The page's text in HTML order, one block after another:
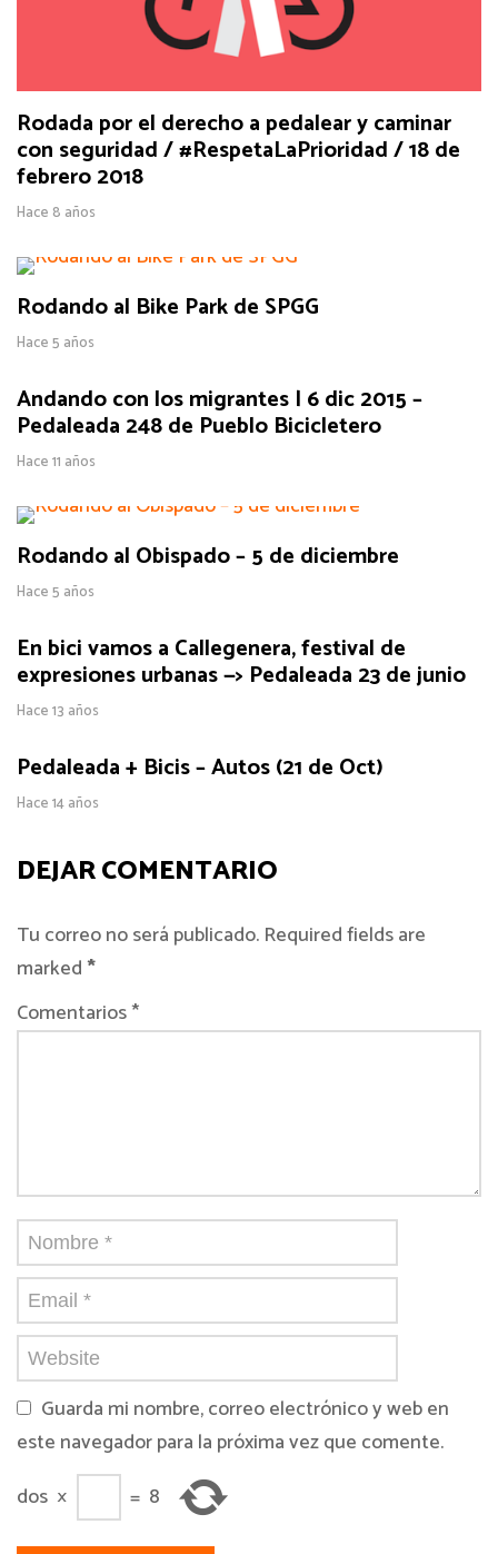
Rodada por el derecho a pedalear y caminar
con seguridad / #RespetaLaPrioridad / 18 de
febrero 2018
Hace 8 años
Rodando al Bike Park de SPGG
Hace 5 años
Andando con los migrantes | 6 dic 2015 –
Pedaleada 248 de Pueblo Bicicletero
Hace 11 años
Rodando al Obispado – 5 de diciembre
Hace 5 años
En bici vamos a Callegenera, festival de
expresiones urbanas —> Pedaleada 23 de junio
Hace 13 años
Pedaleada + Bicis – Autos (21 de Oct)
Hace 14 años
DEJAR COMENTARIO
Tu correo no será publicado. Required fields are
marked*
Comentarios *
Guarda mi nombre, correo electrónico y web en
este navegador para la próxima vez que comente.
dos × = 8